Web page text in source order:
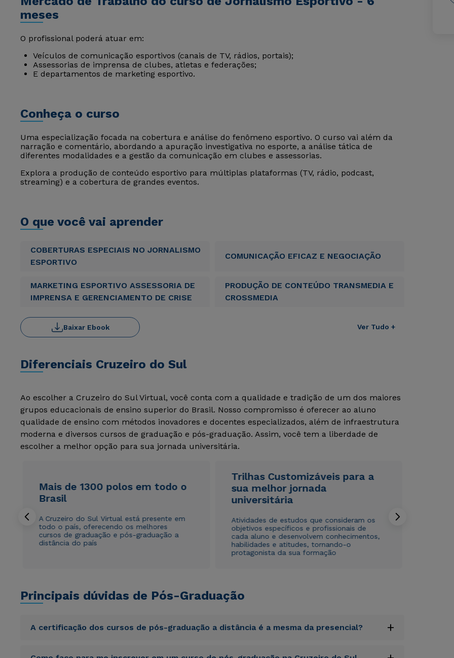
meses
O profissional poderá atuar em:
Veículos de comunicação esportivos (canais de TV, rádios, portais);
Assessorias de imprensa de clubes, atletas e federações;
E departamentos de marketing esportivo.
Conheça o curso
Uma especialização focada na cobertura e análise do fenômeno esportivo. O curso vai além da
narração e comentário, abordando a apuração investigativa no esporte, a análise tática de
diferentes modalidades e a gestão da comunicação em clubes e assessorias.
Explora a produção de conteúdo esportivo para múltiplas plataformas (TV, rádio, podcast,
streaming) e a cobertura de grandes eventos.
O que você vai aprender
COBERTURAS ESPECIAIS NO JORNALISMO
ESPORTIVO
COMUNICAÇÃO EFICAZ E NEGOCIAÇÃO
MARKETING ESPORTIVO ASSESSORIA DE
IMPRENSA E GERENCIAMENTO DE CRISE
PRODUÇÃO DE CONTEÚDO TRANSMEDIA E
CROSSMEDIA
Ver Tudo +
Baixar Ebook
Diferenciais Cruzeiro do Sul
Ao escolher a Cruzeiro do Sul Virtual, você conta com a qualidade e tradição de um dos maiores
grupos educacionais de ensino superior do Brasil. Nosso compromisso é oferecer ao aluno
qualidade de ensino com métodos inovadores e docentes especializados, além de infraestrutura
moderna e diversos cursos de graduação e pós-graduação. Assim, você tem a liberdade de
escolher a melhor opção para sua jornada universitária.
Mais de 1300 polos em todo o
Brasil
A Cruzeiro do Sul Virtual está presente em
todo o país, oferecendo os melhores
cursos de graduação e pós-graduação a
distância do país
Trilhas Customizáveis para a
sua melhor jornada
universitária
Atividades de estudos que consideram os
objetivos específicos e profissionais de
cada aluno e desenvolvem conhecimentos,
habilidades e atitudes, tornando-o
protagonista da sua formação
Principais dúvidas de Pós-Graduação
A certificação dos cursos de pós-graduação a distância é a mesma da presencial? +
WhatsApp
ou
envio de conteúdos da Cruzeiro do Sul.
WhatsApp
ou
envio de conteúdos da Cruzeiro do Sul.